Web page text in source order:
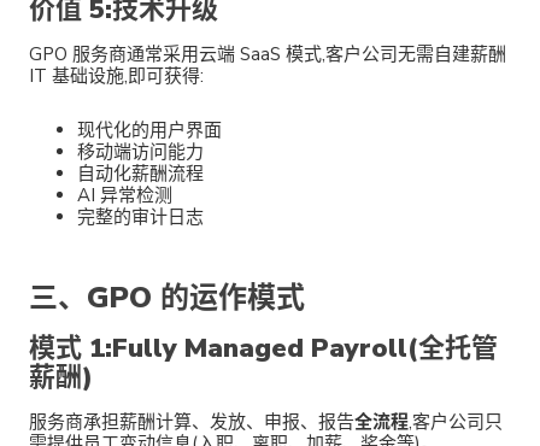
价值 5:技术升级
GPO 服务商通常采用云端 SaaS 模式,客户公司无需自建薪酬
IT 基础设施,即可获得:
现代化的用户界面
移动端访问能力
自动化薪酬流程
AI 异常检测
完整的审计日志
三、GPO 的运作模式
模式 1:Fully Managed Payroll(全托管
薪酬)
服务商承担薪酬计算、发放、申报、报告全流程,客户公司只